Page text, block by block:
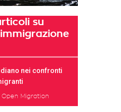
su
nei confronti
Open Migration